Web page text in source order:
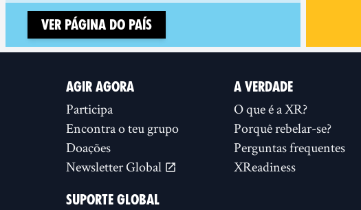
Ver página do país
AGIR AGORA
Participa
Encontra o teu grupo
Doações
Newsletter Global
A VERDADE
O que é a XR?
Porquê rebelar-se?
Perguntas frequentes
XReadiness
SUPORTE GLOBAL